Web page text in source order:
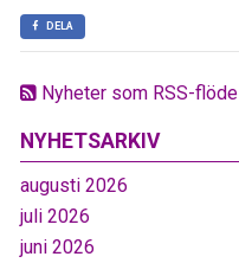
Nyheter som RSS-flöde
NYHETSARKIV
augusti 2026
juli 2026
juni 2026
DELA